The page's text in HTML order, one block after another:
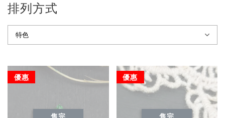
排列方式
優惠
售完
優惠
售完